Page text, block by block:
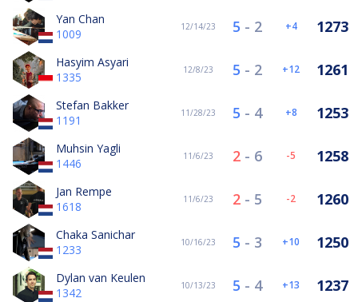
Yan Chan
1009
12/14/23 5 - 2 4 1273
Hasyim Asyari
1335
12/8/23 5 - 2 12 1261
Stefan Bakker
1191
11/28/23 5 - 4 8 1253
Muhsin Yagli
1446
11/6/23 2 - 6 -5 1258
Jan Rempe
1618
11/6/23 2 - 5 -2 1260
Chaka Sanichar
1233
10/16/23 5 - 3 10 1250
Dylan van Keulen
1342
10/13/23 5 - 4 13 1237